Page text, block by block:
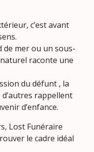
c’est avant
de mer ou un sous-
raconte une
du défunt , la
rappellent
d’enfance.
Lost Funéraire
le cadre idéal